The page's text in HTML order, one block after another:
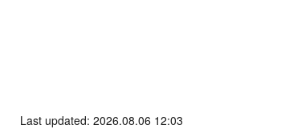
Last updated: 2026.08.06 12:03